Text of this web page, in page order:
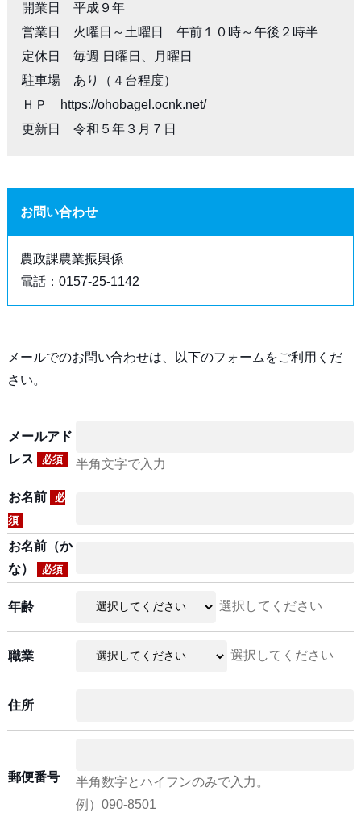
開業日　平成９年
営業日　火曜日～土曜日　午前１０時～午後２時半
定休日　毎週 日曜日、月曜日
駐車場　あり（４台程度）
ＨＰ　https://ohobagel.ocnk.net/
更新日　令和５年３月７日
お問い合わせ
農政課農業振興係
電話：0157-25-1142
メールでのお問い合わせは、以下のフォームをご利用くだ
さい。
メールアド
レス
必須 半角文字で入力
お名前
必
須
お名前（か
な）
必須
年齢 選択してください
職業 選択してください
住所
郵便番号
半角数字とハイフンのみで入力。
例）090-8501